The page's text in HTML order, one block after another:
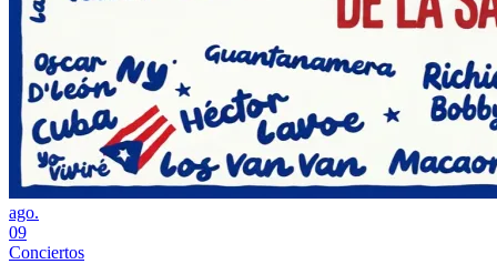
ago.
09
Conciertos